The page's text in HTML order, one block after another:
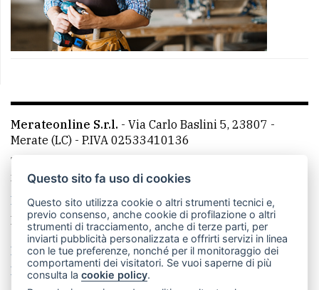
Merateonline S.r.l. - Via Carlo Baslini 5, 23807 -
Merate (LC) - P.IVA 02533410136
Telefono:
mail: redazione@merateonline.it
La redazione
CasateOnline LeccoOnline
RSS
Made by VIP
Privacy policy
Cookie policy
Rivedi le tue scelte sui cookie
Questo sito fa uso di cookies
Questo sito utilizza cookie o altri strumenti tecnici e,
previo consenso, anche cookie di profilazione o altri
strumenti di tracciamento, anche di terze parti, per
inviarti pubblicità personalizzata e offrirti servizi in linea
con le tue preferenze, nonché per il monitoraggio dei
comportamenti dei visitatori. Se vuoi saperne di più
consulta lacookie policy.